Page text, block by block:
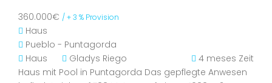
360.000€ / + 3 % Provision
Haus
Pueblo - Puntagorda
Haus
Gladys Riego
4 meses Zeit
Haus mit Pool in Puntagorda Das gepflegte Anwesen